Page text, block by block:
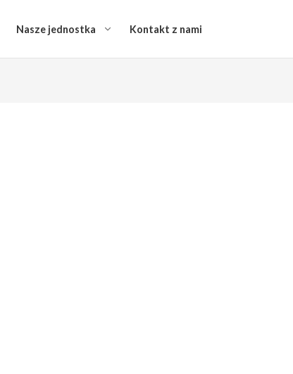
Nasze jednostka Kontakt z nami